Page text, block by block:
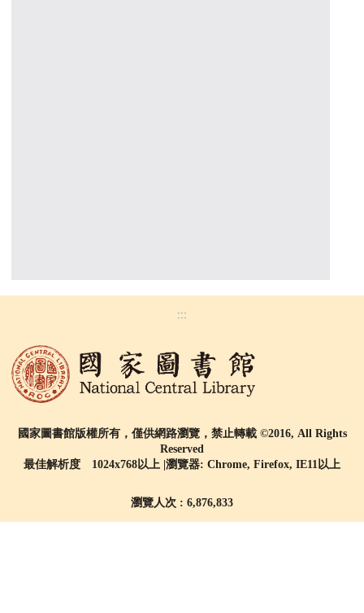
:::
國家圖書館版權所有，僅供網路瀏覽，禁止轉載 ©2016, All Rights
Reserved
最佳解析度 1024x768以上 |瀏覽器: Chrome, Firefox, IE11以上
瀏覽人次 : 6,876,833